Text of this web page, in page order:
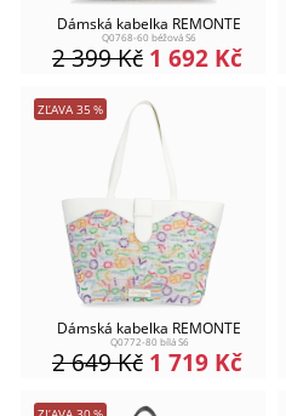
Dámská kabelka REMONTE
Q0768-60 béžová S6
1 692 Kč
2 399Kč
ZĽAVA 35 %
Dámská kabelka REMONTE
Q0772-80 bílá S6
1 719 Kč
2 649Kč